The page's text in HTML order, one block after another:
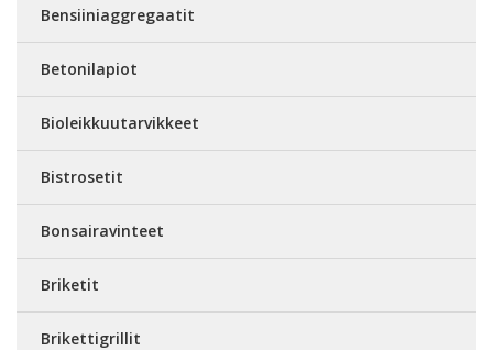
Bensiiniaggregaatit
Betonilapiot
Bioleikkuutarvikkeet
Bistrosetit
Bonsairavinteet
Briketit
Brikettigrillit